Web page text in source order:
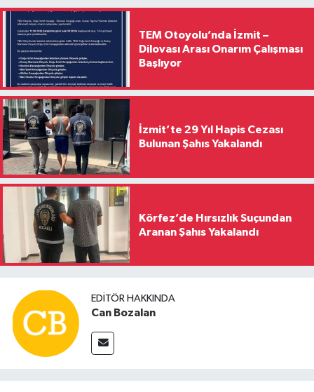
TEM Otoyolu’nda İzmit –
Dilovası Arası Onarım Çalışması
Başlıyor
İzmit’te 29 Yıl Hapis Cezası
Bulunan Şahıs Yakalandı
Körfez’de Hırsızlık Suçundan
Aranan Şahıs Yakalandı
EDITÖR HAKKINDA
Can Bozalan